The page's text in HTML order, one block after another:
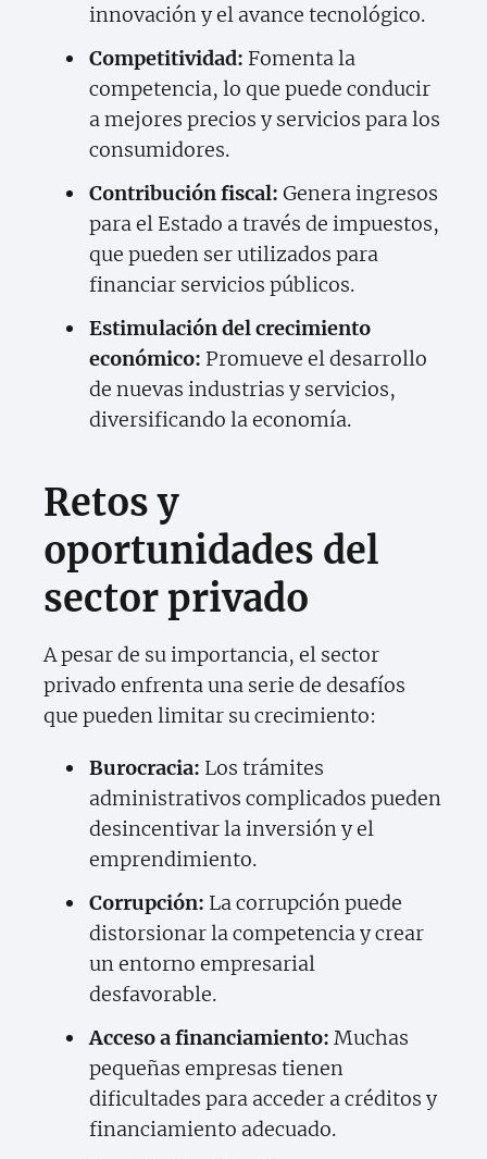
innovación y el avance tecnológico.
Competitividad: Fomenta la
competencia, lo que puede conducir
a mejores precios y servicios para los
consumidores.
Contribución fiscal: Genera ingresos
para el Estado a través de impuestos,
que pueden ser utilizados para
financiar servicios públicos.
Estimulación del crecimiento
económico: Promueve el desarrollo
de nuevas industrias y servicios,
diversificando la economía.
Retos y
oportunidades del
sector privado
A pesar de su importancia, el sector
privado enfrenta una serie de desafíos
que pueden limitar su crecimiento:
Burocracia: Los trámites
administrativos complicados pueden
desincentivar la inversión y el
emprendimiento.
Corrupción: La corrupción puede
distorsionar la competencia y crear
un entorno empresarial
desfavorable.
Acceso a financiamiento: Muchas
pequeñas empresas tienen
dificultades para acceder a créditos y
financiamiento adecuado.